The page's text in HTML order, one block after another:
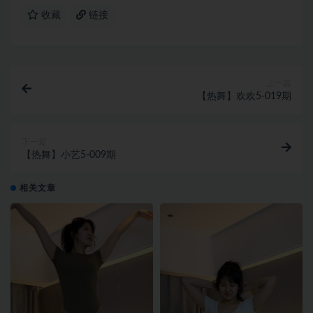
收藏 链接
【热舞】欢欢5-019期
【热舞】小艺5-009期
相关文章